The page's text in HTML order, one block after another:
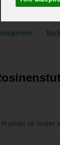
Backwaren
Produkt ist leider